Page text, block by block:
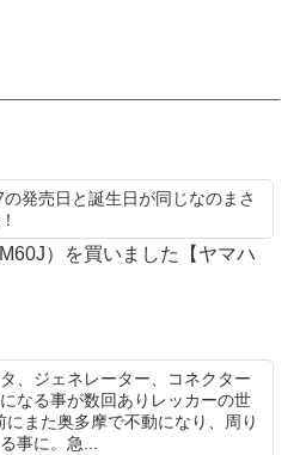
発売日と誕生日が同じなのまさ
）を買いました【ヤマハ
、ジェネレーター、コネクター
なる事が数回ありレッカーの世
また奥多摩で不動になり、周り
事に。急...